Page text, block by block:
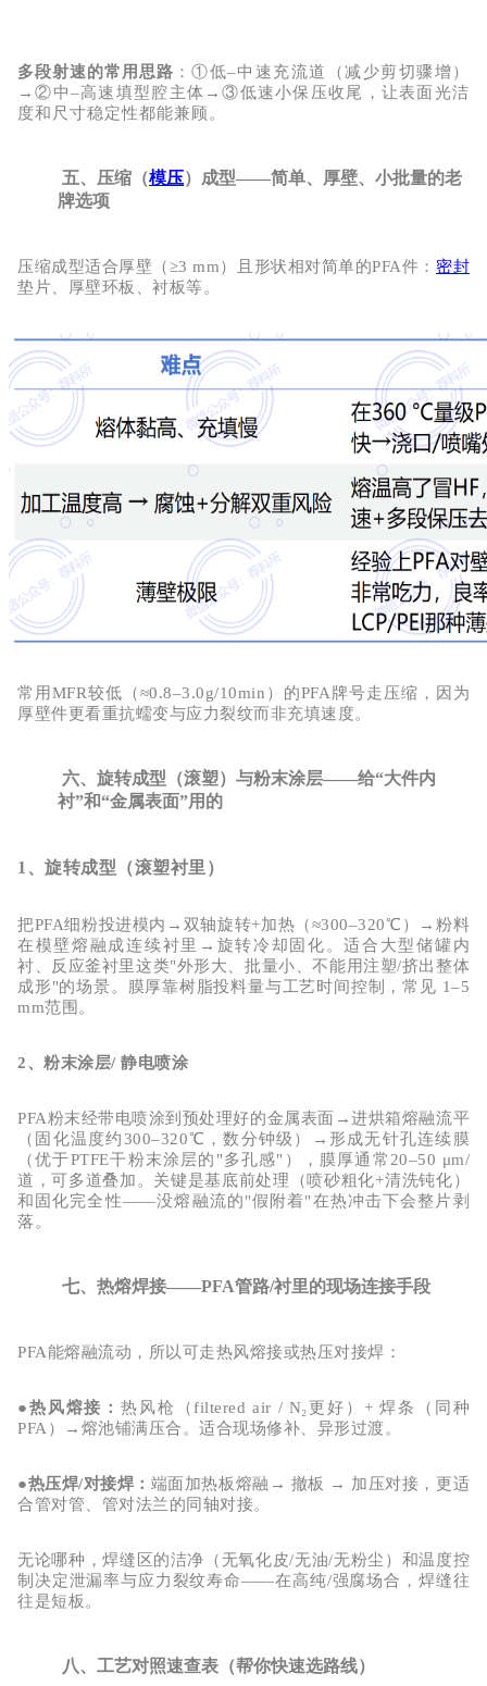
多段射速的常用思路 ：①低–中速充流道（减少剪切骤增）
→②中–高速填型腔主体→③低速小保压收尾
，让表面光洁
度和尺寸稳定性都能兼顾。
五、压缩（模压）成型——简单、厚壁、小批量的老
牌选项
压缩成型适合厚壁（≥3 mm）且形状相对简单的PFA件： 密封
垫片、厚壁环板、衬板等。
常用MFR较低（≈0.8–3.0g/10min） 的PFA牌号走压缩，因为
厚壁件更看重抗蠕变与应力裂纹而非充填速度。
六、旋转成型（滚塑）与粉末涂层——给“大件内
衬”和“金属表面”用的
1、旋转成型（滚塑衬里）
把PFA细粉投进模内→双轴旋转+加热（≈300–320℃ ）
→粉料
在模壁熔融成连续衬里→旋转冷却固化。适合 大型储罐内
衬、反应釜衬里这类"外形大、批量小、不能用注塑/挤出整体
成形"的场景。膜厚靠树脂投料量与工艺时间控制，常见 1–5
mm范围。
2、粉末涂层/ 静电喷涂
PFA粉末经带电喷涂到预处理好的金属表面→进烘箱熔融流平
（固化温度约300–320℃ ，数分钟级） →形成无针孔连续膜
（优于PTFE干粉末涂层的"多孔感"），膜厚通常20–50 μm/
道 ，可多道叠加。关键是基底前处理（喷砂粗化+清洗钝化）
和 固化完全性——没熔融流的"假附着"在热冲击下会整片剥
落。
七、热熔焊接——PFA管路/衬里的现场连接手段
PFA能熔融流动，所以可走热风熔接或热压对接焊 ：
●热风熔接 ：热风枪（filtered air / N₂更好）+ 焊条（同种
PFA）→熔池铺满压合。适合现场修补、异形过渡。
●热压焊/对接焊 ： 端面加热板熔融 → 撤板 → 加压对接，更适
合管对管、管对法兰的同轴对接。
无论哪种，焊缝区的洁净（无氧化皮/无油/无粉尘） 和温度控
制 决定泄漏率与应力裂纹寿命——在高纯/强腐场合，焊缝往
往是短板。
八、工艺对照速查表（帮你快速选路线）